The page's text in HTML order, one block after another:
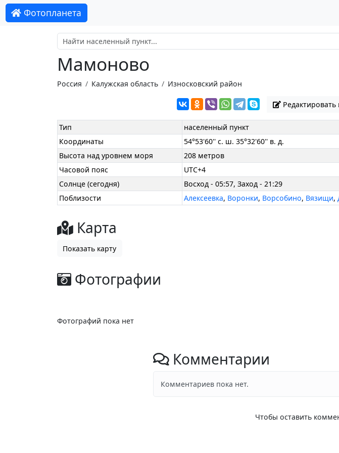
Фотопланета
Мамоново
Россия Калужская область Износковский район
Тип
населенный пункт
Координаты
54°53'60'' с. ш. 35°32'60'' в. д.
Высота над уровнем моря
208 метров
Часовой пояс
UTC+4
Солнце (сегодня)
Восход - 05:57, Заход - 21:29
Поблизости
Алексеевка, Воронки, Ворсобино, Вязищи,
Карта
Показать карту
Фотографии
Фотографий пока нет
Комментарии
Комментариев пока нет.
Чтобы оставить